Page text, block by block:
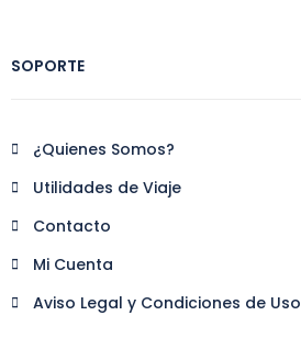
SOPORTE
¿Quienes Somos?
Utilidades de Viaje
Contacto
Mi Cuenta
Aviso Legal y Condiciones de Uso